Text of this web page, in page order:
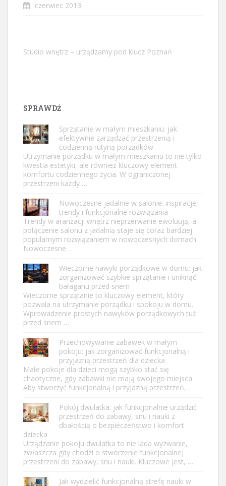
czerwiec 2013
Studio wnętrz – urządzamy pod klucz Poznań
SPRAWDŹ
Sprzątanie w małym mieszkaniu: jak
efektywnie zarządzać przestrzenią i
codzienną rutyną porządków
Utrzymanie porządku w małym mieszkaniu to nie tylko
kwestia estetyki, ale również kluczowy element
komfortu codziennego życia. W ograniczonej
przestrzeni każdy …
Nowoczesne jadalnie w salonie: inspiracje,
trendy i funkcjonalne rozwiązania
Trendy w aranżacji wnętrz nieprzerwanie ewoluują, a
połączenie salonu z jadalnią staje się coraz bardziej
popularnym rozwiązaniem w nowoczesnych domach.
Nowoczesne …
Wieczorne nawyki porządkowe w domu: jak
zorganizować szybkie sprzątanie i uniknąć
bałaganu przed snem
Wieczorne sprzątanie to kluczowy element, który
pozwala na utrzymanie porządku i spokoju w domu.
Wprowadzenie prostych nawyków porządkowych tuż
przed snem …
Przechowywanie zabawek w małym
pokoju: jak zorganizować funkcjonalną i
przyjazną przestrzeń dla dziecka
Małe pokoje dla dzieci mogą szybko stać się
chaotyczne, gdy zabawki nie mają swojego miejsca.
Aby stworzyć funkcjonalną i przyjazną przestrzeń, …
Pokój dwulatka: jak funkcjonalnie urządzić
przestrzeń do zabawy, snu i nauki z
dbałością o bezpieczeństwo i komfort
dziecka
Urządzanie pokoju dwulatka to nie lada wyzwanie,
zwłaszcza gdy chodzi o stworzenie funkcjonalnej
przestrzeni do zabawy, snu i nauki. Kluczowe jest, …
Jak wydzielić funkcjonalną strefę nauki w